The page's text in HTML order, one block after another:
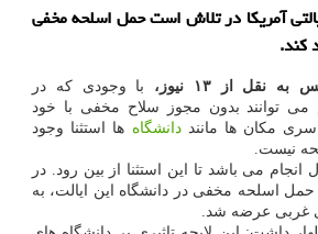
آمریکا در تلاش است حمل اسلحه مخفی
کند.
به نقل از ۱۳ نیوز، با وجودی که
در
می توانند بدون مجوز سلاح مخفی با خود
مکان ها ماننددانشگاه ها استثنا وجود
نیست.
می باشد تا این استثنا از بین رود. در
حمل اسلحه مخفی در دانشگاه این ایالت، به
غربی عرضه شد.